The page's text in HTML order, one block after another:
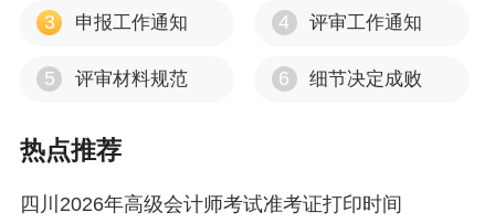
四川省财政厅
2026年4月9日
公布的内容为准！
3 申报工作通知 4 评审工作通知
5 评审材料规范 6 细节决定成败
热点推荐
四川2026年高级会计师考试准考证打印时间